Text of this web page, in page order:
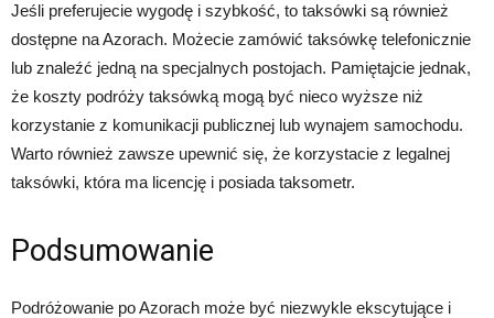
Jeśli preferujecie wygodę i szybkość, to taksówki są również
dostępne na Azorach. Możecie zamówić taksówkę telefonicznie
lub znaleźć jedną na specjalnych postojach. Pamiętajcie jednak,
że koszty podróży taksówką mogą być nieco wyższe niż
korzystanie z komunikacji publicznej lub wynajem samochodu.
Warto również zawsze upewnić się, że korzystacie z legalnej
taksówki, która ma licencję i posiada taksometr.
Podsumowanie
Podróżowanie po Azorach może być niezwykle ekscytujące i